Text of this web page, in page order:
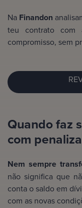
Na Finandon
teu contrato com
compromisso, sem
Quando faz
com
Nem sempre
não significa que
conta o saldo em
com as novas